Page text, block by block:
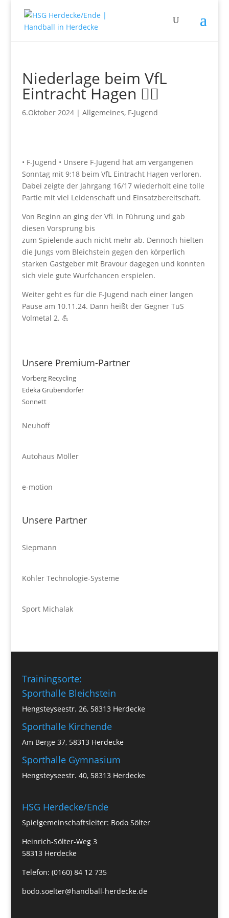
Niederlage beim VfL
Eintracht Hagen 🤷‍♂️
6.Oktober 2024| Allgemeines, F-Jugend
• F-Jugend • Unsere F-Jugend hat am vergangenen
Sonntag mit 9:18 beim VfL Eintracht Hagen verloren.
Dabei zeigte der Jahrgang 16/17 wiederholt eine tolle
Partie mit viel Leidenschaft und Einsatzbereitschaft.
Von Beginn an ging der VfL in Führung und gab
diesen Vorsprung bis
zum Spielende auch nicht mehr ab. Dennoch hielten
die Jungs vom Bleichstein gegen den körperlich
starken Gastgeber mit Bravour dagegen und konnten
sich viele gute Wurfchancen erspielen.
Weiter geht es für die F-Jugend nach einer langen
Pause am 10.11.24. Dann heißt der Gegner TuS
Volmetal 2. 💪
Unsere Premium-Partner
Vorberg Recycling
Edeka Grubendorfer
Sonnett
Neuhoff
Autohaus Möller
e-motion
Unsere Partner
Siepmann
Köhler Technologie-Systeme
Sport Michalak
Trainingsorte:
Sporthalle Bleichstein
Hengsteyseestr. 26, 58313 Herdecke
Sporthalle Kirchende
Am Berge 37, 58313 Herdecke
Sporthalle Gymnasium
Hengsteyseestr. 40, 58313 Herdecke
HSG Herdecke/Ende
Spielgemeinschaftsleiter: Bodo Sölter
Heinrich-Sölter-Weg 3
58313 Herdecke
Telefon: (0160) 84 12 735
bodo.soelter@handball-herdecke.de